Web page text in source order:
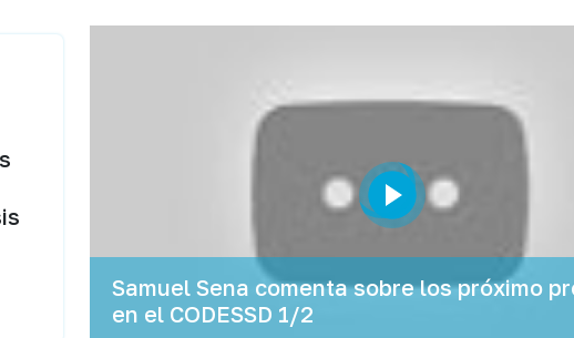
Samuel Sena comenta sobre los próximo
en el CODESSD 1/2